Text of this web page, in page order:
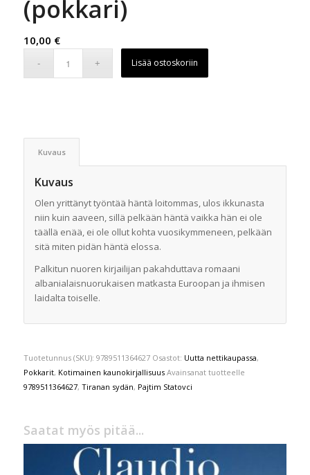
(pokkari)
10,00 €
Lisää ostoskoriin
Kuvaus
Kuvaus
Olen yrittänyt työntää häntä loitommas, ulos ikkunasta
niin kuin aaveen, sillä pelkään häntä vaikka hän ei ole
täällä enää, ei ole ollut kohta vuosikymmeneen, pelkään
sitä miten pidän häntä elossa.
Palkitun nuoren kirjailijan pakahduttava romaani
albanialaisnuorukaisen matkasta Euroopan ja ihmisen
laidalta toiselle.
Tuotetunnus (SKU): 9789511364627 Osastot: Uutta nettikaupassa,
Pokkarit, Kotimainen kaunokirjallisuus Avainsanat tuotteelle
9789511364627, Tiranan sydän, Pajtim Statovci
Saatat myös pitää...